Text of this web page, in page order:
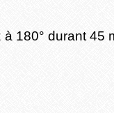
à 180° durant 45